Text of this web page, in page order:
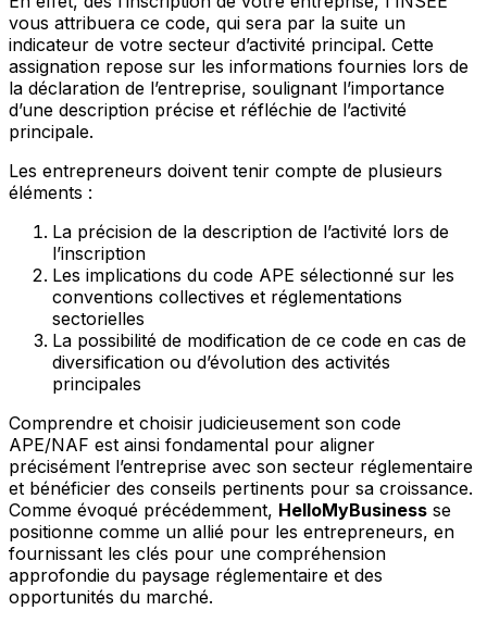
vous attribuera ce code, qui sera par la suite un
indicateur de votre secteur d’activité principal. Cette
assignation repose sur les informations fournies lors de
la déclaration de l’entreprise, soulignant l’importance
d’une description précise et réfléchie de l’activité
principale.
Les entrepreneurs doivent tenir compte de plusieurs
éléments :
La précision de la description de l’activité lors de
l’inscription
Les implications du code APE sélectionné sur les
conventions collectives et réglementations
sectorielles
La possibilité de modification de ce code en cas de
diversification ou d’évolution des activités
principales
Comprendre et choisir judicieusement son code
APE/NAF est ainsi fondamental pour aligner
précisément l’entreprise avec son secteur réglementaire
et bénéficier des conseils pertinents pour sa croissance.
Comme évoqué précédemment, HelloMyBusiness se
positionne comme un allié pour les entrepreneurs, en
fournissant les clés pour une compréhension
approfondie du paysage réglementaire et des
opportunités du marché.